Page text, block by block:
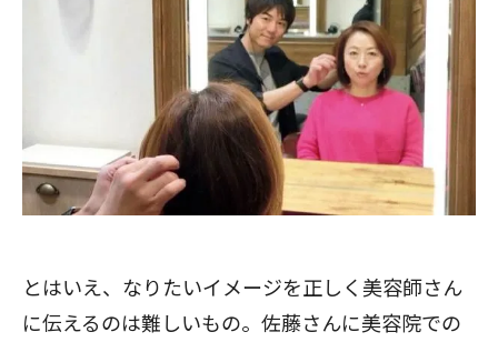
とはいえ、なりたいイメージを正しく美容師さん
に伝えるのは難しいもの。佐藤さんに美容院での